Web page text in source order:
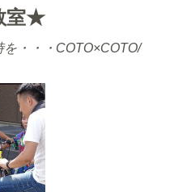
室★
・・・ COTO×COTO/